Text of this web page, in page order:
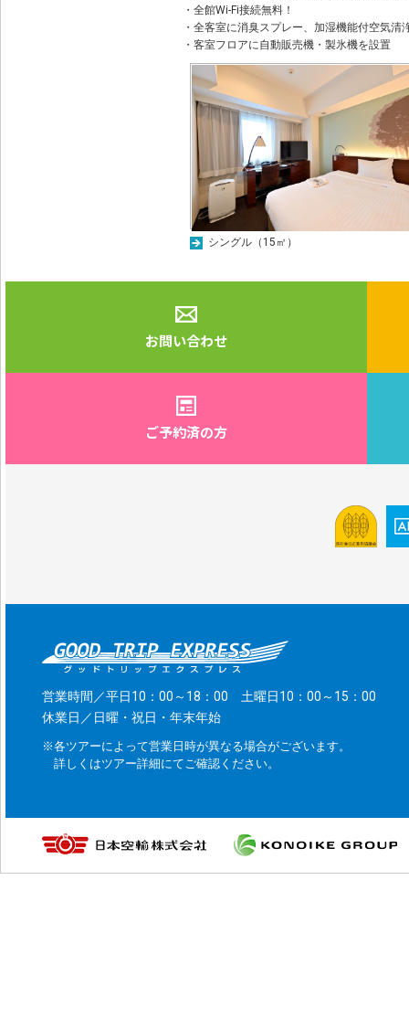
・全館Wi-Fi接続無料！
・全客室に消臭スプレー、加湿機能付空気
・客室フロアに自動販売機・製氷機を設置
シングル（15㎡）
お問い合わせ
ご予約済の方
営業時間／平日10：00～18：00 土曜日10：00～15：00
休業日／日曜・祝日・年末年始
※各ツアーによって営業日時が異なる場合がございます。
詳しくはツアー詳細にてご確認ください。